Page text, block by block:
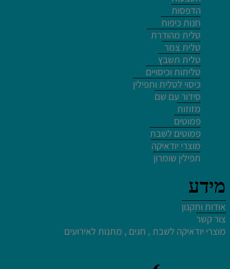
הדפסות
חנות כיפות
טלית מהודרת
טלית צמר
טלית תשבץ
טליתות וכיסויים
כיסוי לטלית ותפילין
סידור עם שם
מזוזות
פמוטים
פמוטים לשבת
מוצרי יודאיקה
תפילין שומרון
מידע
אודות ותקנון
צור קשר
מוצרי יודאיקה לשבת , חגים , מתנות לאירועים
לחץ פעמיים לעריכת הטקסט
לחץ כאן
לחץ פעמיים לעריכת הטקסט
לחץ פעמיים לעריכת הטקסט
לחץ פעמיים לעריכת הטקסט
לחץ פעמיים לעריכת הטקסט